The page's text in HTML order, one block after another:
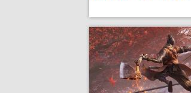
グ』に、アーマード
狼）』『Bloodborne